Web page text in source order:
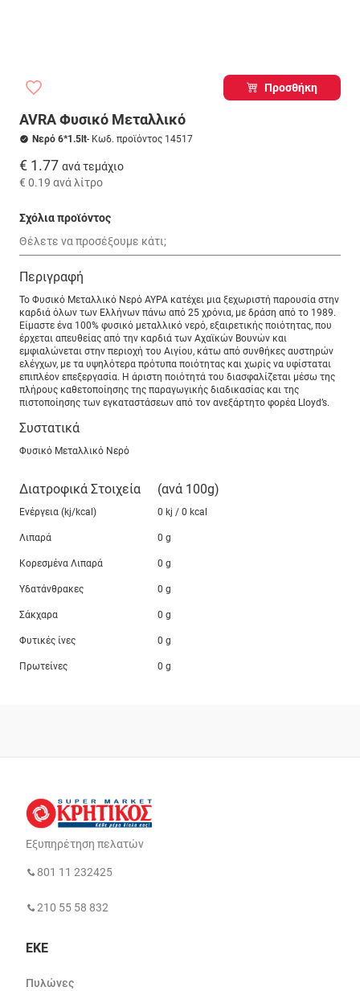
Προσθήκη
AVRA Φυσικό Μεταλλικό
Νερό 6*1.5lt- Κωδ. προϊόντος 14517
€ 1.77 ανά τεμάχιο
€ 0.19 ανά λίτρο
Σχόλια προϊόντος
Περιγραφή
Το Φυσικό Μεταλλικό Νερό ΑΥΡΑ κατέχει μια ξεχωριστή παρουσία στην
καρδιά όλων των Ελλήνων πάνω από 25 χρόνια, με δράση από το 1989.
Είμαστε ένα 100% φυσικό μεταλλικό νερό, εξαιρετικής ποιότητας, που
έρχεται απευθείας από την καρδιά των Αχαϊκών Βουνών και
εμφιαλώνεται στην περιοχή του Αιγίου, κάτω από συνθήκες αυστηρών
ελέγχων, με τα υψηλότερα πρότυπα ποιότητας και χωρίς να υφίσταται
επιπλέον επεξεργασία. Η άριστη ποιότητά του διασφαλίζεται μέσω της
πλήρους καθετοποίησης της παραγωγικής διαδικασίας και της
πιστοποίησης των εγκαταστάσεων από τον ανεξάρτητο φορέα Lloyd’s.
Συστατικά
Φυσικό Μεταλλικό Νερό
Διατροφικά Στοιχεία (ανά 100g)
Ενέργεια (kj/kcal) 0 kj / 0 kcal
Λιπαρά 0 g
Κορεσμένα Λιπαρά 0 g
Υδατάνθρακες 0 g
Σάκχαρα 0 g
Φυτικές ίνες 0 g
Πρωτείνες 0 g
Εξυπηρέτηση πελατών
801 11 232425
210 55 58 832
ΕΚΕ
Πυλώνες